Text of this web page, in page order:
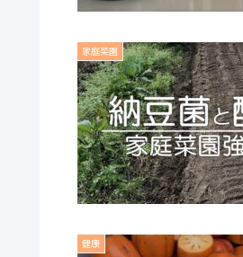
家庭菜園
健康